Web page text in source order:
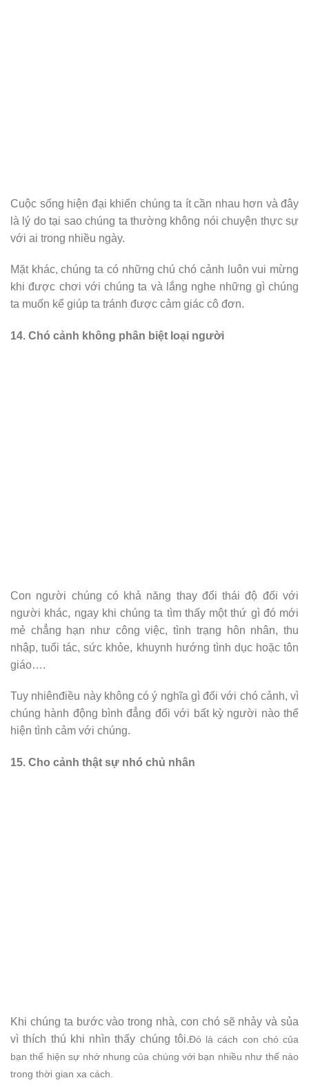
Cuộc sống hiện đại khiến chúng ta ít cần nhau hơn và đây
là lý do tại sao chúng ta thường không nói chuyện thực sự
với ai trong nhiều ngày.
Mặt khác, chúng ta có những chú chó cảnh luôn vui mừng
khi được chơi với chúng ta và lắng nghe những gì chúng
ta muốn kể giúp ta tránh được cảm giác cô đơn.
14. Chó cảnh không phân biệt loại người
Con người chúng có khả năng thay đổi thái độ đối với
người khác, ngay khi chúng ta tìm thấy một thứ gì đó mới
mẻ chẳng hạn như công việc, tình trạng hôn nhân, thu
nhập, tuổi tác, sức khỏe, khuynh hướng tình dục hoặc tôn
giáo….
Tuy nhiênđiều này không có ý nghĩa gì đối với chó cảnh, vì
chúng hành động bình đẳng đối với bất kỳ người nào thể
hiện tình cảm với chúng.
15. Cho cảnh thật sự nhó chủ nhân
Khi chúng ta bước vào trong nhà, con chó sẽ nhảy và sủa
vì thích thú khi nhìn thấy chúng tôi.Đó là cách con chó của
bạn thể hiện sự nhớ nhung của chúng với bạn nhiều như thế nào
trong thời gian xa cách.